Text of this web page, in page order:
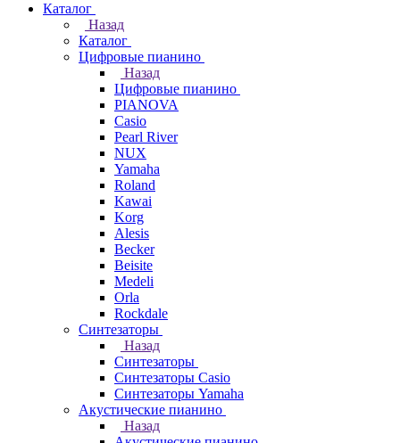
Каталог
Назад
Каталог
Цифровые пианино
Назад
Цифровые пианино
PIANOVA
Casio
Pearl River
NUX
Yamaha
Roland
Kawai
Korg
Alesis
Becker
Beisite
Medeli
Orla
Rockdale
Синтезаторы
Назад
Синтезаторы
Синтезаторы Casio
Синтезаторы Yamaha
Акустические пианино
Назад